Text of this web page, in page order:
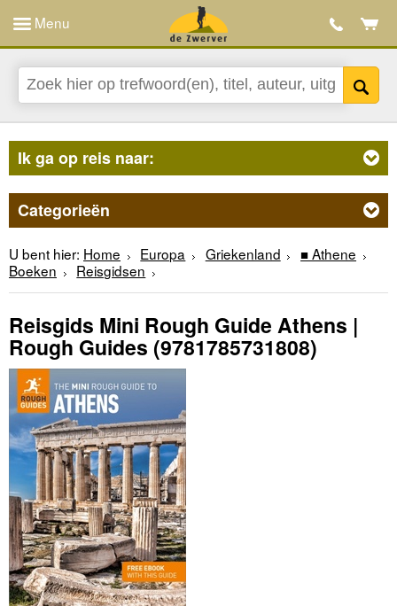
Menu
Ik ga op reis naar:
Categorieën
U bent hier: Home Europa Griekenland
■ Athene
Boeken
Reisgidsen
Reisgids Mini Rough Guide Athens |
Rough Guides (9781785731808)